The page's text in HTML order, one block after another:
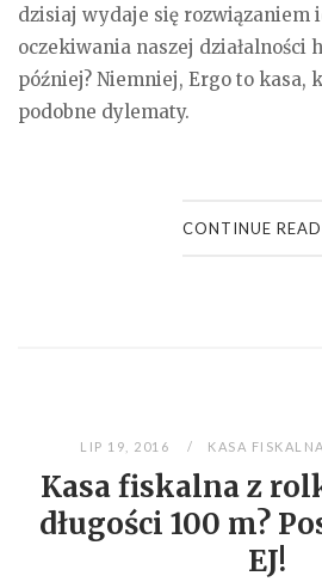
dzisiaj wydaje się rozwiązaniem
oczekiwania naszej działalności
później? Niemniej, Ergo to kasa,
podobne dylematy.
CONTINUE
LIP 19, 2016 KASA FISKALNA
Kasa fiskalna z
długości 100 m?
EJ!